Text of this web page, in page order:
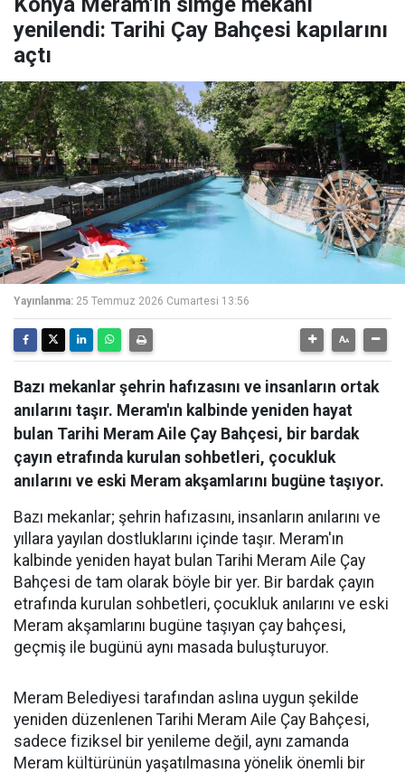
yenilendi: Tarihi Çay Bahçesi kapılarını
açtı
Yayınlanma: 25 Temmuz 2026 Cumartesi 13:56
Bazı mekanlar şehrin hafızasını ve insanların ortak
anılarını taşır. Meram'ın kalbinde yeniden hayat
bulan Tarihi Meram Aile Çay Bahçesi, bir bardak
çayın etrafında kurulan sohbetleri, çocukluk
anılarını ve eski Meram akşamlarını bugüne taşıyor.
Bazı mekanlar; şehrin hafızasını, insanların anılarını ve
yıllara yayılan dostluklarını içinde taşır. Meram'ın
kalbinde yeniden hayat bulan Tarihi Meram Aile Çay
Bahçesi de tam olarak böyle bir yer. Bir bardak çayın
etrafında kurulan sohbetleri, çocukluk anılarını ve eski
Meram akşamlarını bugüne taşıyan çay bahçesi,
geçmiş ile bugünü aynı masada buluşturuyor.
Meram Belediyesi tarafından aslına uygun şekilde
yeniden düzenlenen Tarihi Meram Aile Çay Bahçesi,
sadece fiziksel bir yenileme değil, aynı zamanda
Meram kültürünün yaşatılmasına yönelik önemli bir